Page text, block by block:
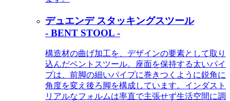
デュエンデ スタッキングスツール
- BENT STOOL -
構造材の曲げ加工を、デザインの要素として取り
込んだベントスツール。座面を保持する太いパイ
プは、前脚の細いパイプに巻きつくように鋭角に
角度を変え後ろ脚を構成しています。インダスト
リアルなフォルムは率直で主張せず生活空間に調